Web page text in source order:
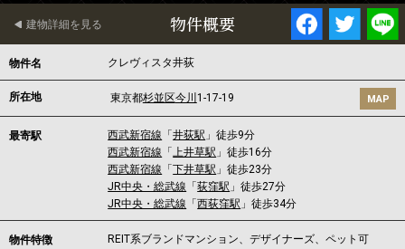
物件概要
建物詳細を見る
物件名 クレヴィスタ井荻
所在地 東京都杉並区今川 1-17-19 MAP
最寄駅 西武新宿線 「井荻駅 」徒歩9分
西武新宿線 「上井草駅 」徒歩16分
西武新宿線 「下井草駅 」徒歩23分
JR中央・総武線 「荻窪駅 」徒歩27分
JR中央・総武線 「西荻窪駅 」徒歩34分
物件特徴 REIT系ブランドマンション、デザイナーズ、ペット可